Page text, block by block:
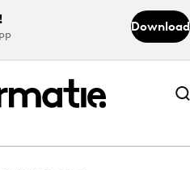
Download
Abonneer nu
Abonneer nu